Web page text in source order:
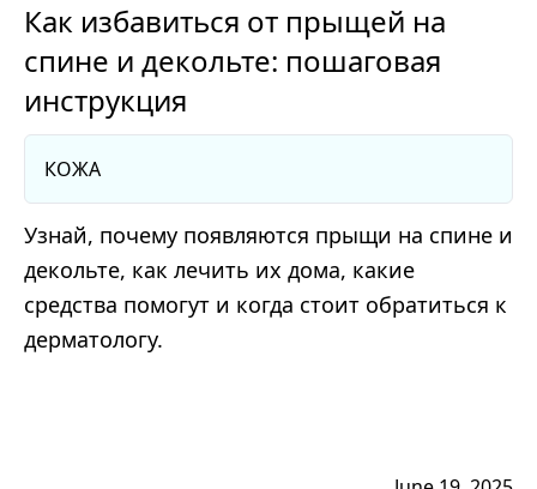
Как избавиться от прыщей на
спине и декольте: пошаговая
инструкция
КОЖА
Узнай, почему появляются прыщи на спине и
декольте, как лечить их дома, какие
средства помогут и когда стоит обратиться к
дерматологу.